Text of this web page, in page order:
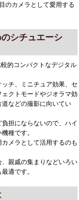
のカメラとして愛用する
シチュエーシ
的コンパクトなデジタル
チ、ミニチュア効果、セ
クトモードやジオラマ効
などの撮影に向いてい
担にならないので、ハイ
種です。
メラとして活用するのも
親戚の集まりなどいろい
適です。